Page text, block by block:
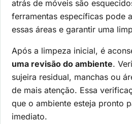
atrás de móveis são
ferramentas específicas pode
essas áreas e garantir uma
Após a limpeza inicial, é
uma revisão do ambiente.
sujeira residual, manchas ou
de mais atenção. Essa
que o ambiente esteja pronto
imediato.